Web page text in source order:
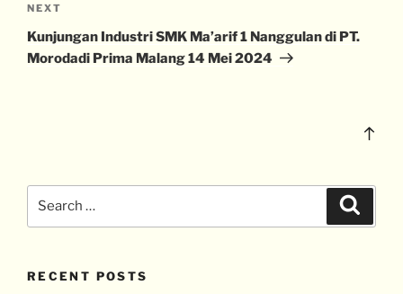
NEXT
Kunjungan Industri SMK Ma’arif 1 Nanggulan di PT.
Morodadi Prima Malang 14 Mei 2024
RECENT POSTS